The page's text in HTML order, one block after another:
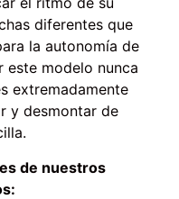
diferentes que
la autonomía de
este modelo nunca
extremadamente
y desmontar de
de nuestros